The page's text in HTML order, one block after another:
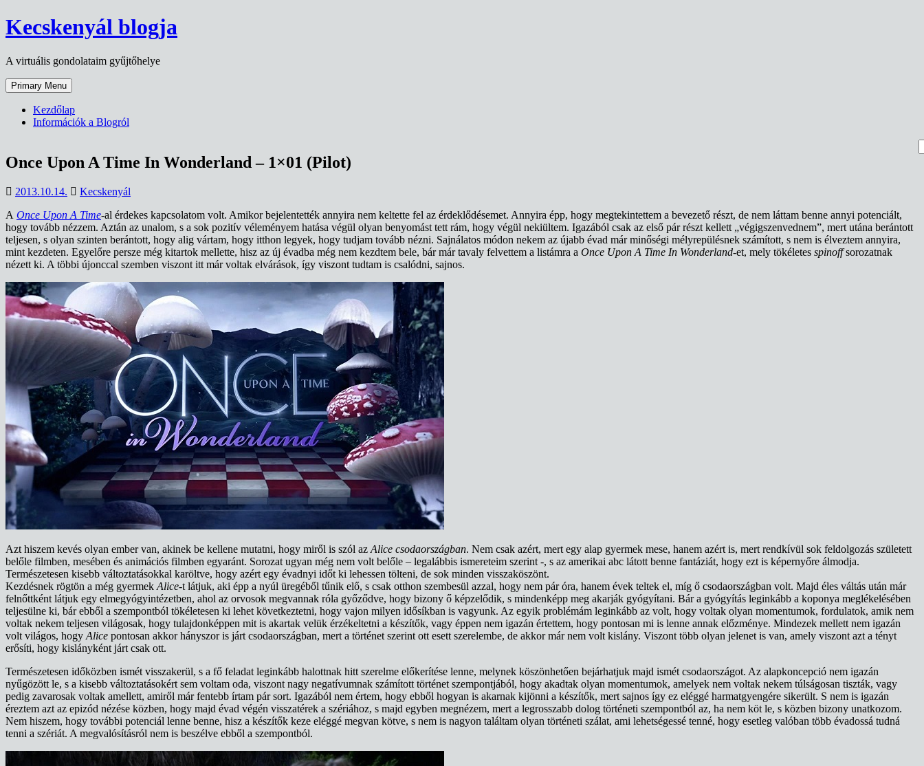
Skip
to
Kecskenyál blogja
A virtuális gondolataim gyűjtőhelye
Primary Menu
Kezdőlap
Információk a Blogról
Once Upon A Time In Wonderland – 1×01 (Pilot)
2013.10.14.
Kecskenyál
A Once Upon A Time-al érdekes kapcsolatom volt. Amikor bejelentették annyira nem keltette fel az érdeklődésemet. Annyira épp, hogy megtekintettem a bevezető részt, de nem láttam benne annyi potenciált,
hogy tovább nézzem. Aztán az unalom, s a sok pozitív véleményem hatása végül olyan benyomást tett rám, hogy végül nekiültem. Igazából csak az első pár részt kellett „végigszenvednem”, mert utána berántott
teljesen, s olyan szinten berántott, hogy alig vártam, hogy itthon legyek, hogy tudjam tovább nézni. Sajnálatos módon nekem az újabb évad már minőségi mélyrepülésnek számított, s nem is élveztem annyira,
mint kezdeten. Egyelőre persze még kitartok mellette, hisz az új évadba még nem kezdtem bele, bár már tavaly felvettem a listámra a Once Upon A Time In Wonderland-et, mely tökéletes spinoffsorozatnak
nézett ki. A többi újonccal szemben viszont itt már voltak elvárások, így viszont tudtam is csalódni, sajnos.
Azt hiszem kevés olyan ember van, akinek be kellene mutatni, hogy miről is szól az Alice csodaországban. Nem csak azért, mert egy alap gyermek mese, hanem azért is, mert rendkívül sok feldolgozás született
belőle filmben, mesében és animációs filmben egyaránt. Sorozat ugyan még nem volt belőle – legalábbis ismereteim szerint -, s az amerikai abc látott benne fantáziát, hogy ezt is képernyőre álmodja.
Természetesen kisebb változtatásokkal karöltve, hogy azért egy évadnyi időt ki lehessen tölteni, de sok minden visszaköszönt.
Kezdésnek rögtön a még gyermek Alice-t látjuk, aki épp a nyúl üregéből tűnik elő, s csak otthon szembesül azzal, hogy nem pár óra, hanem évek teltek el, míg ő csodaországban volt. Majd éles váltás után már
felnőttként látjuk egy elmegyógyintézetben, ahol az orvosok megvannak róla győződve, hogy bizony ő képzelődik, s mindenképp meg akarják gyógyítani. Bár a gyógyítás leginkább a koponya meglékelésében
teljesülne ki, bár ebből a szempontból tökéletesen ki lehet következtetni, hogy vajon milyen idősíkban is vagyunk. Az egyik problémám leginkább az volt, hogy voltak olyan momentumok, fordulatok, amik nem
voltak nekem teljesen világosak, hogy tulajdonképpen mit is akartak velük érzékeltetni a készítők, vagy éppen nem igazán értettem, hogy pontosan mi is lenne annak előzménye. Mindezek mellett nem igazán
volt világos, hogy Alice pontosan akkor hányszor is járt csodaországban, mert a történet szerint ott esett szerelembe, de akkor már nem volt kislány. Viszont több olyan jelenet is van, amely viszont azt a tényt
erősíti, hogy kislányként járt csak ott.
Természetesen időközben ismét visszakerül, s a fő feladat leginkább halottnak hitt szerelme előkerítése lenne, melynek köszönhetően bejárhatjuk majd ismét csodaországot. Az alapkoncepció nem igazán
nyűgözött le, s a kisebb változtatásokért sem voltam oda, viszont nagy negatívumnak számított történet szempontjából, hogy akadtak olyan momentumok, amelyek nem voltak nekem túlságosan tiszták, vagy
pedig zavarosak voltak amellett, amiről már fentebb írtam pár sort. Igazából nem értem, hogy ebből hogyan is akarnak kijönni a készítők, mert sajnos így ez eléggé harmatgyengére sikerült. S nem is igazán
éreztem azt az epizód nézése közben, hogy majd évad végén visszatérek a szériához, s majd egyben megnézem, mert a legrosszabb dolog történeti szempontból az, ha nem köt le, s közben bizony unatkozom.
Nem hiszem, hogy további potenciál lenne benne, hisz a készítők keze eléggé megvan kötve, s nem is nagyon találtam olyan történeti szálat, ami lehetségessé tenné, hogy esetleg valóban több évadossá tudná
tenni a szériát. A megvalósításról nem is beszélve ebből a szempontból.